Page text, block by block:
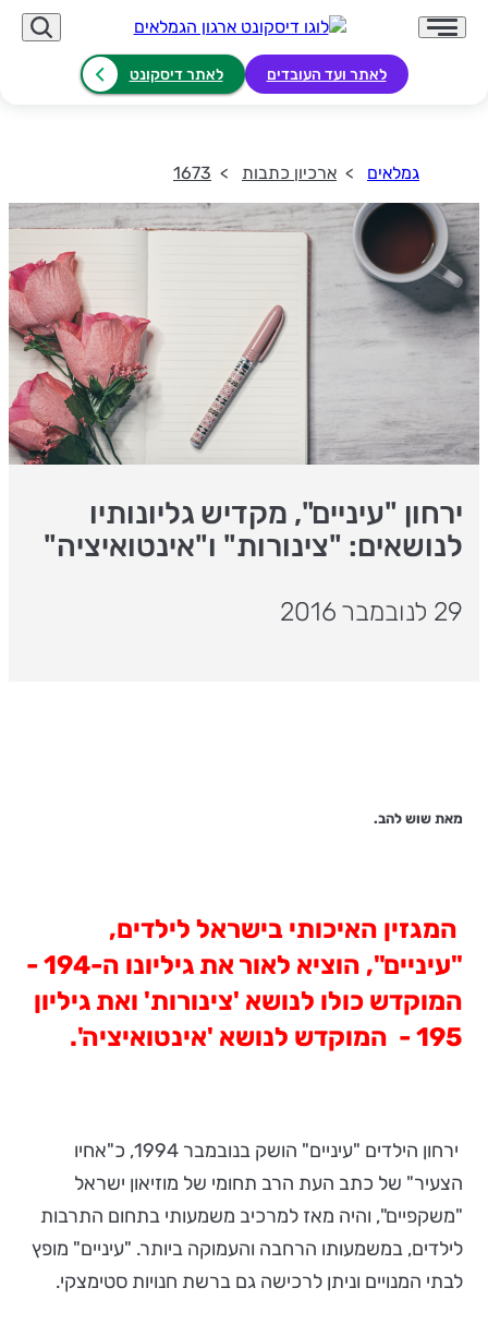
לאתר ועד העובדים לאתר דיסקונט
גמלאים ארכיון כתבות 1673
ירחון "עיניים", מקדיש גליונותיו
לנושאים: "צינורות" ו"אינטואיציה"
29 לנובמבר 2016
מאת שוש להב.
המגזין האיכותי בישראל לילדים,
"עיניים", הוציא לאור את גיליונו ה-194 -
המוקדש כולו לנושא 'צינורות' ואת גיליון
195 - המוקדש לנושא 'אינטואיציה'.
ירחון הילדים "עיניים" הושק בנובמבר 1994, כ"אחיו
הצעיר" של כתב העת הרב תחומי של מוזיאון ישראל
"משקפיים", והיה מאז למרכיב משמעותי בתחום התרבות
לילדים, במשמעותו הרחבה והעמוקה ביותר. "עיניים" מופץ
לבתי המנויים וניתן לרכישה גם ברשת חנויות סטימצקי.